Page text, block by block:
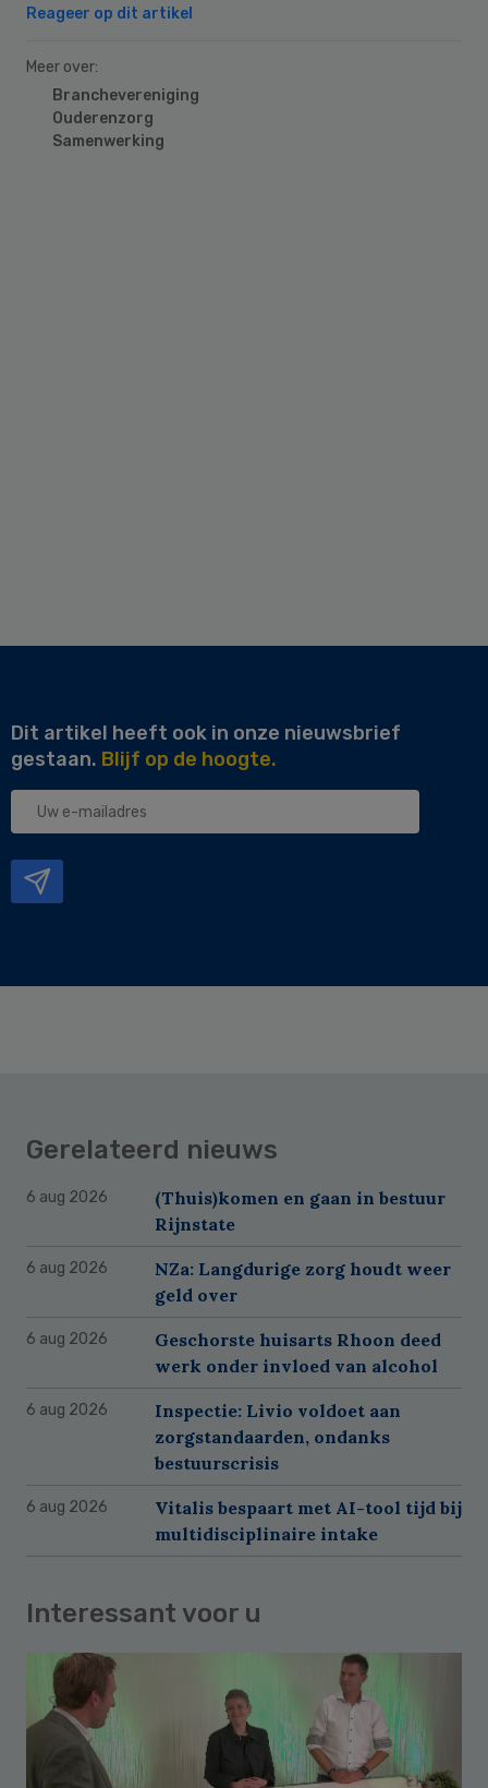
Reageer op dit artikel
Meer over:
Branchevereniging
Ouderenzorg
Samenwerking
Dit artikel heeft ook in onze nieuwsbrief
gestaan. Blijf op de hoogte.
Uw
Gerelateerd nieuws
6 aug 2026
(Thuis)komen en gaan in bestuur
Rijnstate
6 aug 2026
NZa: Langdurige zorg houdt weer
geld over
6 aug 2026
Geschorste huisarts Rhoon deed
werk onder invloed van alcohol
6 aug 2026
Inspectie: Livio voldoet aan
zorgstandaarden, ondanks
bestuurscrisis
6 aug 2026
Vitalis bespaart met AI-tool tijd bij
multidisciplinaire intake
Interessant voor u